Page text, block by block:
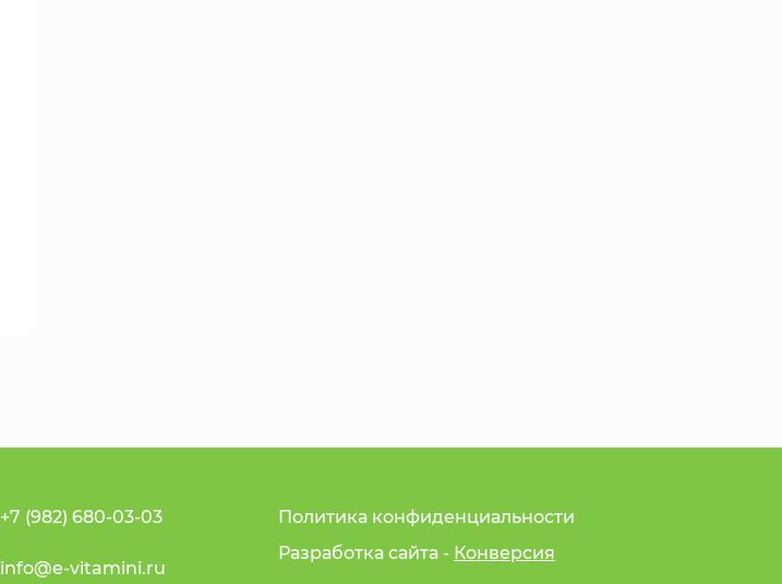
+7 (982) 680-03-03
info@e-vitamini.ru
Политика конфиденциальности
Разработка сайта - Конверсия